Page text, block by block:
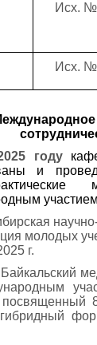
Исх. №
Исх. №
году
и
молодых
г.
I Байкальский
посвященный